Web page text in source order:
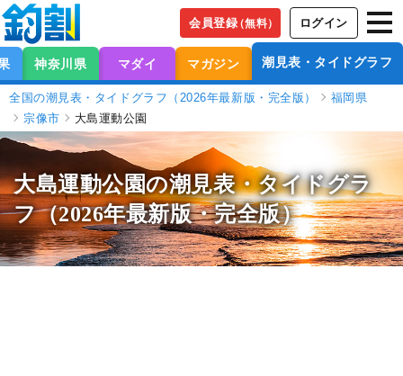
会員登録（無料） ログイン
神奈川県 マダイ マガジン 潮見表・タイドグラフ
全国の潮見表・タイドグラフ（2026年最新版・完全版）
福岡県
宗像市
大島運動公園
大島運動公園の潮見表・タイドグラ
フ（2026年最新版・完全版）